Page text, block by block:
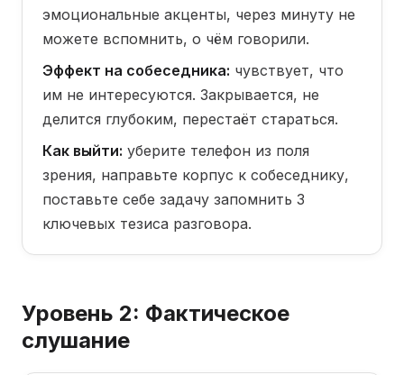
эмоциональные акценты, через минуту не
можете вспомнить, о чём говорили.
Эффект на собеседника: чувствует, что
им не интересуются. Закрывается, не
делится глубоким, перестаёт стараться.
Как выйти: уберите телефон из поля
зрения, направьте корпус к собеседнику,
поставьте себе задачу запомнить 3
ключевых тезиса разговора.
Уровень 2: Фактическое
слушание